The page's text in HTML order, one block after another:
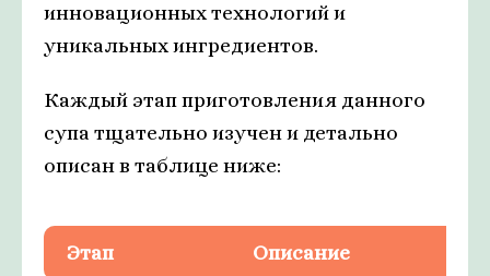
инновационных технологий и
уникальных ингредиентов.
Каждый этап приготовления данного
супа тщательно изучен и детально
описан в таблице ниже:
Этап Описание